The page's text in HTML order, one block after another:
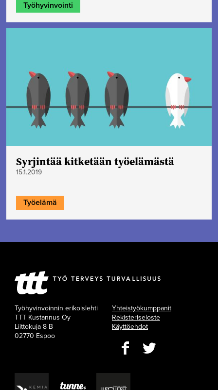
Työhyvinvointi
Syrjintää kitketään työelämästä
15.1.2019
Työelämä
Työhyvinvoinnin erikoislehti
TTT Kustannus Oy
Liittokuja 8 B
02770 Espoo
Yhteistyökumppanit
Rekisteriseloste
Käyttöehdot